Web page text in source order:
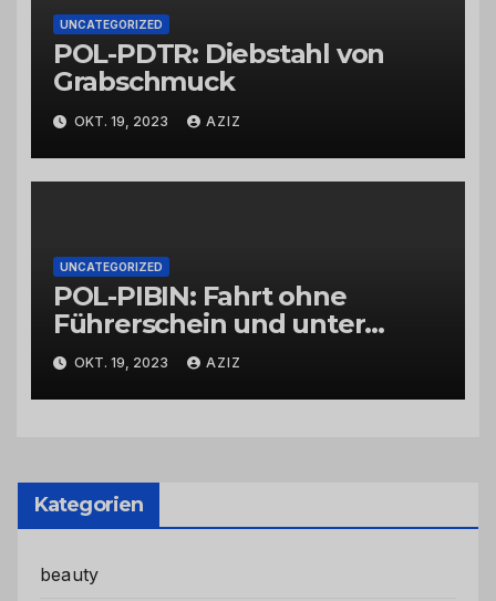
UNCATEGORIZED
POL-PDTR: Diebstahl von
Grabschmuck
OKT. 19, 2023 AZIZ
UNCATEGORIZED
POL-PIBIN: Fahrt ohne
Führerschein und unter
Einfluss von Drogen
OKT. 19, 2023 AZIZ
Kategorien
beauty